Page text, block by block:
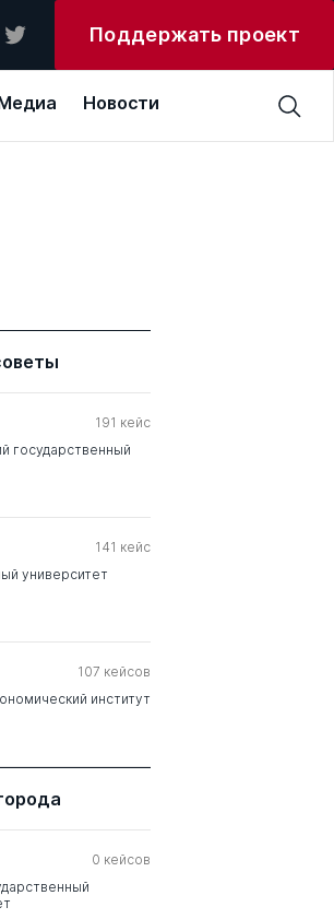
Поддержать проект
Новости
191 кейс
государственный
141 кейс
университет
107 кейсов
институт
0 кейсов